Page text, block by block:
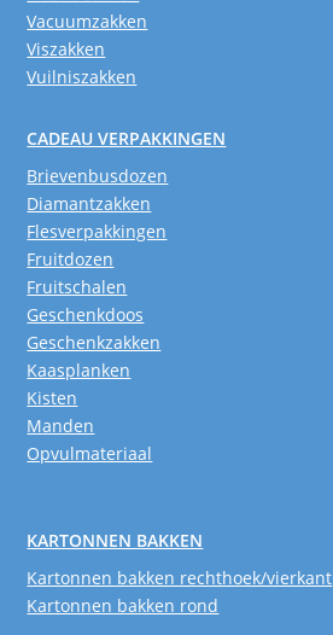
Vacuumzakken
Viszakken
Vuilniszakken
CADEAU VERPAKKINGEN
Brievenbusdozen
Diamantzakken
Flesverpakkingen
Fruitdozen
Fruitschalen
Geschenkdoos
Geschenkzakken
Kaasplanken
Kisten
Manden
Opvulmateriaal
KARTONNEN BAKKEN
Kartonnen bakken rechthoek/vierkant
Kartonnen bakken rond